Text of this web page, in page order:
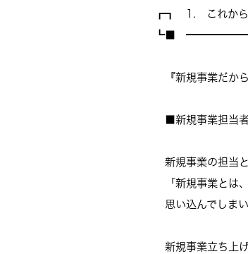
┏┓ 1. これから10
┗■
『新規事業だから
■新規事業担当
新規事業の担当
「新規事業とは
思い込んでしまい
新規事業立ち上